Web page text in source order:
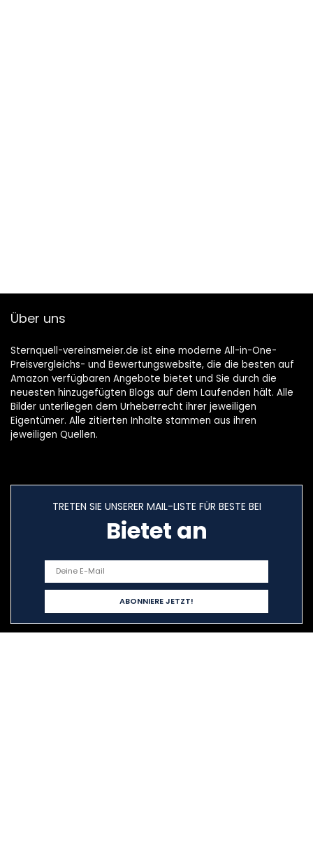
Über uns
Sternquell-vereinsmeier.de ist eine moderne All-in-One-
Preisvergleichs- und Bewertungswebsite, die die besten auf
Amazon verfügbaren Angebote bietet und Sie durch die
neuesten hinzugefügten Blogs auf dem Laufenden hält. Alle
Bilder unterliegen dem Urheberrecht ihrer jeweiligen
Eigentümer. Alle zitierten Inhalte stammen aus ihren
jeweiligen Quellen.
TRETEN SIE UNSERER MAIL-LISTE FÜR BESTE BEI
Bietet an